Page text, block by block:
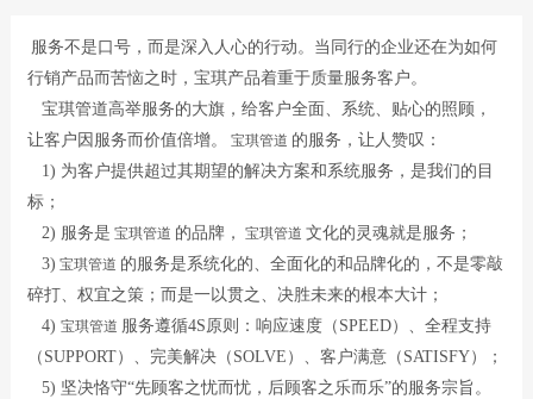
服务不是口号，而是深入人心的行动。当同行的企业还在为如何
行销产品而苦恼之时，宝琪产品着重于质量服务客户。
宝琪管道高举服务的大旗，给客户全面、系统、贴心的照顾，
让客户因服务而价值倍增。
宝琪管道 的服务，让人赞叹：
1) 为客户提供超过其期望的解决方案和系统服务，是我们的目
标；
2) 服务是 宝琪管道 的品牌， 宝琪管道 文化的灵魂就是服务；
3) 宝琪管道 的服务是系统化的、全面化的和品牌化的，不是零敲
碎打、权宜之策；而是一以贯之、决胜未来的根本大计；
4) 宝琪管道 服务遵循4S原则：响应速度（SPEED）、全程支持
（SUPPORT）、完美解决（SOLVE）、客户满意（SATISFY）；
5) 坚决恪守“先顾客之忧而忧，后顾客之乐而乐”的服务宗旨。